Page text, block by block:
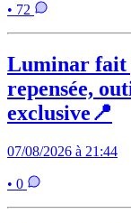
• 72
Luminar fait
repensée,
exclusive📍
07/08/2026 à 21:44
• 0